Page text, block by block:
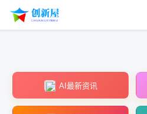
AI最新资讯